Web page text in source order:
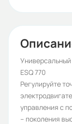
ESQ-770
Бренд:
ESQ
Тип
тяжелая,
ESQ 770
Регулируйте
управления с
– поколения